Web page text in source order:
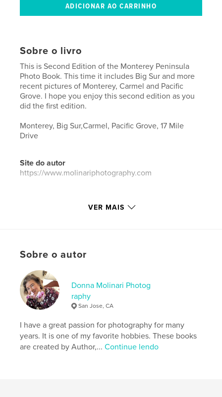
Sobre o livro
This is Second Edition of the Monterey Peninsula
Photo Book. This time it includes Big Sur and more
recent pictures of Monterey, Carmel and Pacific
Grove. I hope you enjoy this second edition as you
did the first edition.
Monterey, Big Sur,Carmel, Pacific Grove, 17 Mile
Drive
Site do autor
https://www.molinariphotography.com
Características e detalhes
Opção de projeto:
33×28 cm
Nº de páginas:
ISBN
Capa dura com ImageWrap: 9780464298649
IdiomaEnglish
Palavras-chavee
VER MAIS
Sobre o autor
Donna Molinari Photog
raphy
San Jose, CA
I have a great passion for photography for many
years. It is one of my favorite hobbies. These books
are created by Author,...Continue lendo